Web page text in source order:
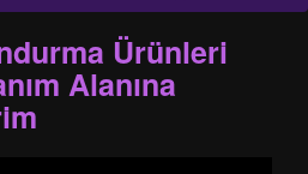
Ürünleri
Alanına